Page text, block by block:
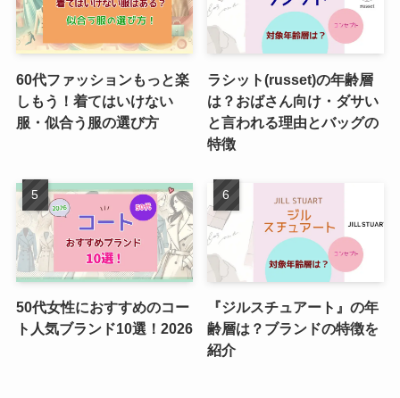
60代ファッションもっと楽
しもう！着てはいけない
服・似合う服の選び方
ラシット(russet)の年齢層
は？おばさん向け・ダサい
と言われる理由とバッグの
特徴
50代女性におすすめのコー
ト人気ブランド10選！2026
『ジルスチュアート』の年
齢層は？ブランドの特徴を
紹介